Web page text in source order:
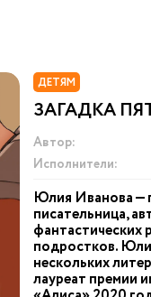
ДЕТЯМ
ЗАГАДКА
Автор:
Исполнители:
Юлия Иванова —
писательница,
фантастических
подростков.
нескольких
лауреат премии